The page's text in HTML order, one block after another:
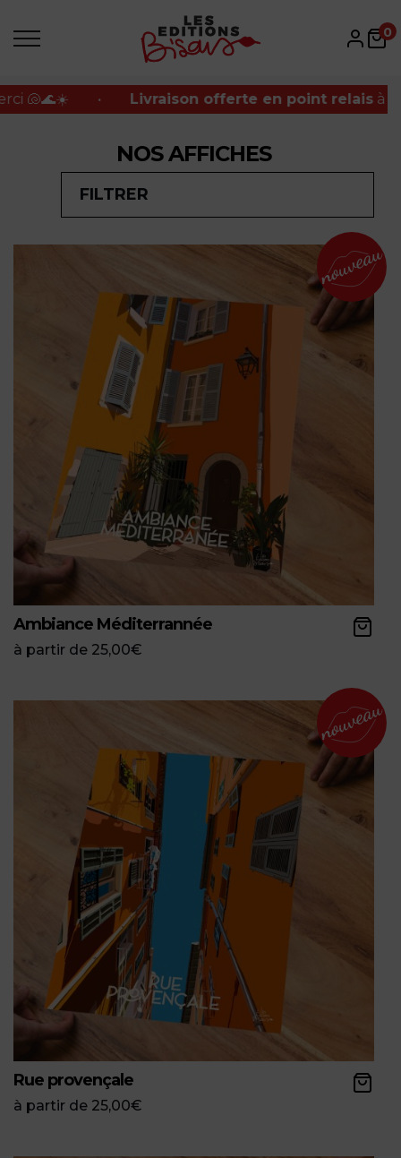
à partir de 100€
relais à partir de 100€ • 🐚🌊☀️Petite
0
NOS AFFICHES
FILTRER
Ambiance Méditerrannée
à partir de 25,00€
Rue provençale
à partir de 25,00€